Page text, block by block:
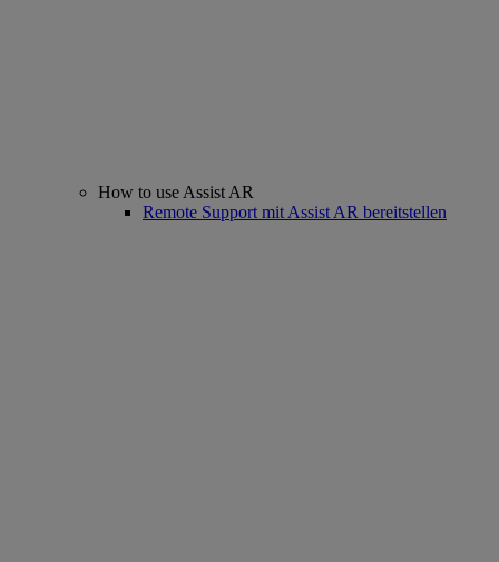
How to use Assist AR
Remote Support mit Assist AR bereitstellen